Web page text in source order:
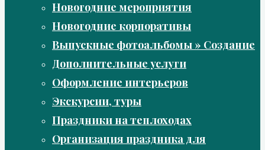
Новогодние мероприятия
Новогодние корпоративы
Выпускные фотоальбомы » Создание
Дополнительные услуги
Оформление интерьеров
Экскурсии, туры
Праздники на теплоходах
Организация праздника для